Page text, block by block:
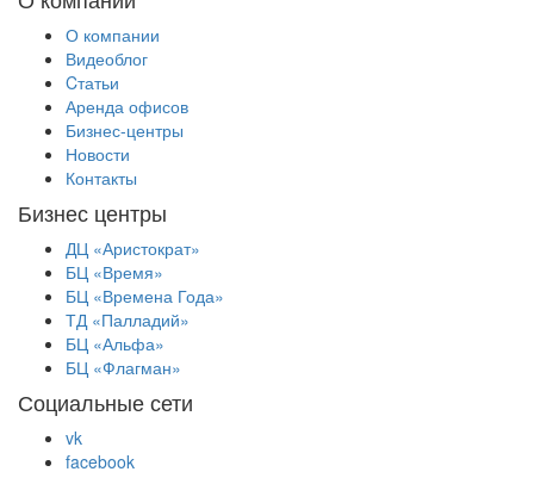
О компании
Видеоблог
Cтатьи
Аренда офисов
Бизнес-центры
Новости
Контакты
Бизнес центры
ДЦ «Аристократ»
БЦ «Время»
БЦ «Времена Года»
ТД «Палладий»
БЦ «Альфа»
БЦ «Флагман»
Социальные сети
vk
facebook